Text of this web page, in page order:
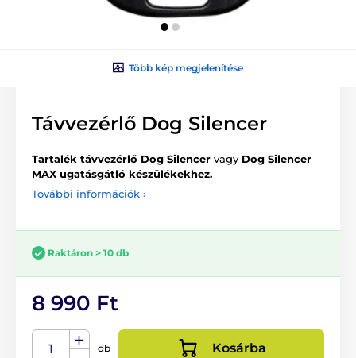
Több kép megjelenítése
Távvezérlő Dog Silencer
Tartalék távvezérlő Dog Silencer vagy Dog Silencer
MAX ugatásgátló készülékekhez.
További információk ›
Raktáron > 10 db
8 990 Ft
db Kosárba